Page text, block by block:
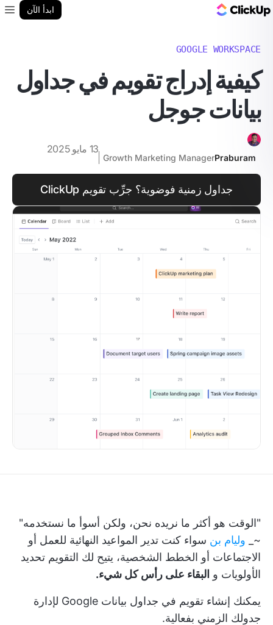
ابدأ الآن
GOOGLE WORKSPACE
كيفية إدراج تقويم في جداول
بيانات جوجل
Praburam
Growth Marketing Manager
13 مايو 2025
جداول زمنية فوضوية؟ جرِّب تقويم ClickUp
"الوقت هو أكثر ما نريده نحن، ولكن أسوأ ما نستخدمه"
~_ وليام بن سواء كنت تدير المواعيد النهائية للعمل أو
الاجتماعات أو الخطط الشخصية، يتيح لك التقويم تحديد
الأولويات و البقاء على رأس كل شيء.
يمكنك إنشاء تقويم في جداول بيانات Google لإدارة
جدولك الزمني بفعالية.